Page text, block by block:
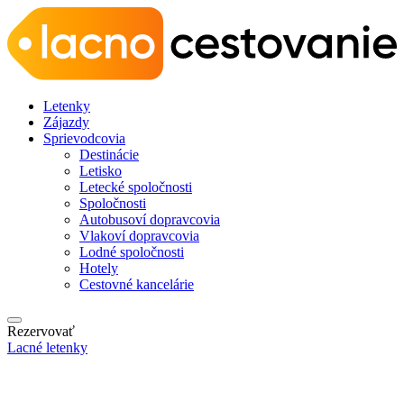
Letenky
Zájazdy
Sprievodcovia
Destinácie
Letisko
Letecké spoločnosti
Spoločnosti
Autobusoví dopravcovia
Vlakoví dopravcovia
Lodné spoločnosti
Hotely
Cestovné kancelárie
Rezervovať
Lacné letenky